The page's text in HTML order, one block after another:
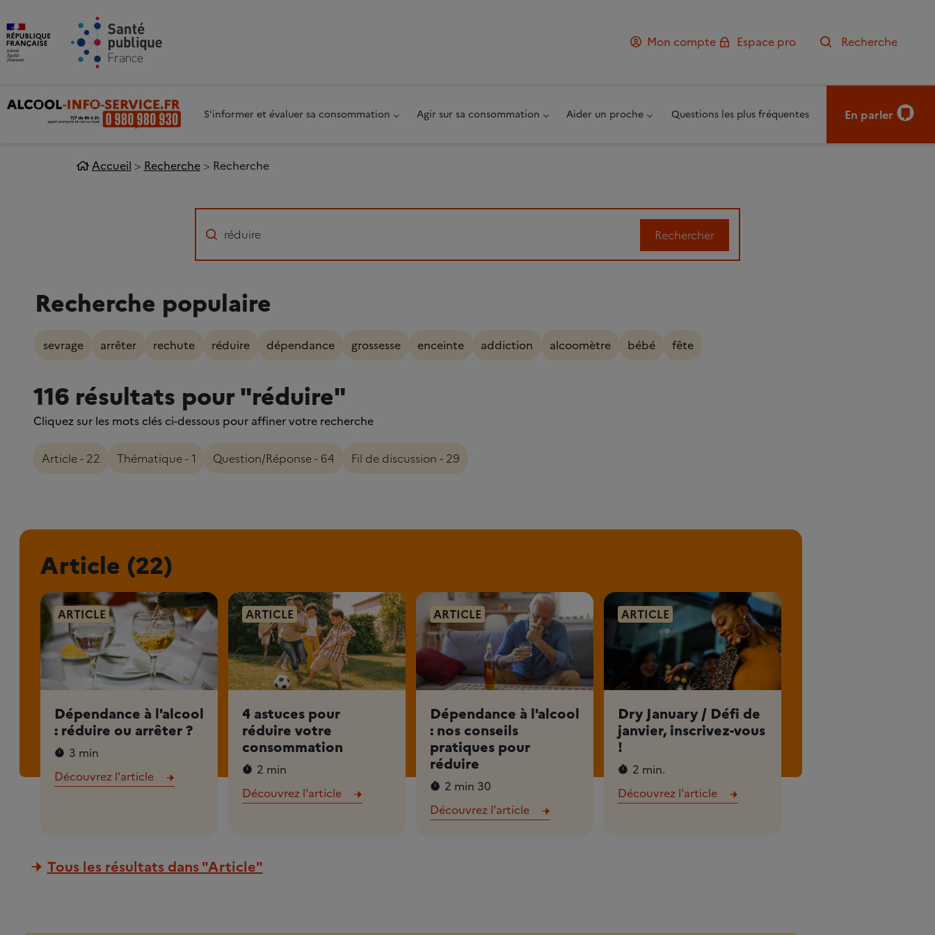
Mon compte
Espace pro Recherche
S'informer et évaluer sa consommation Agir sur sa consommation Aider un proche Questions les plus fréquentes En parler
Accueil Recherche Recherche
Rechercher
Recherche populaire
sevrage arrêter rechute réduire dépendance grossesse enceinte addiction alcoomètre bébé fête
116 résultats pour "réduire"
Cliquez sur les mots clés ci-dessous pour affiner votre recherche
Article - 22 Thématique - 1 Question/Réponse - 64 Fil de discussion - 29
Article (22)
ARTICLE
Dépendance à l'alcool
: réduire ou arrêter ?
3 min
Découvrez l'article
ARTICLE
4 astuces pour
réduire votre
consommation
2 min
Découvrez l'article
ARTICLE
Dépendance à l'alcool
: nos conseils
pratiques pour
réduire
2 min 30
Découvrez l'article
ARTICLE
Dry January / Défi de
janvier, inscrivez-vous
!
2 min.
Découvrez l'article
Tous les résultats dans "Article"